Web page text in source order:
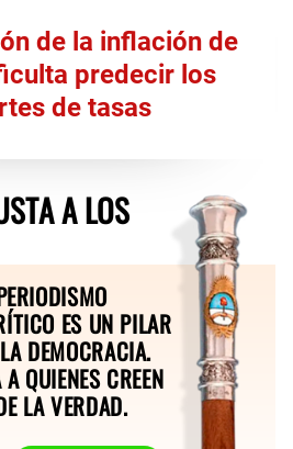
de la inflación de
predecir los
de tasas
A LOS
ES UN PILAR
DEMOCRACIA.
QUIENES CREEN
LA VERDAD.